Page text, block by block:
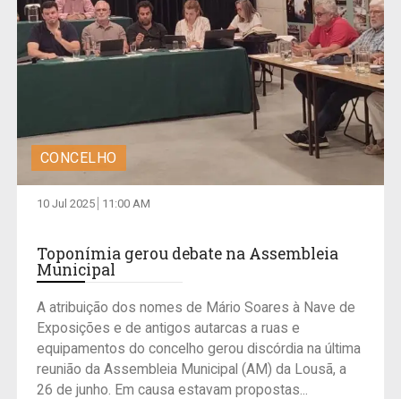
CONCELHO
10 Jul 2025 11:00 AM
Toponímia gerou debate na Assembleia
Municipal
A atribuição dos nomes de Mário Soares à Nave de
Exposições e de antigos autarcas a ruas e
equipamentos do concelho gerou discórdia na última
reunião da Assembleia Municipal (AM) da Lousã, a
26 de junho. Em causa estavam propostas...